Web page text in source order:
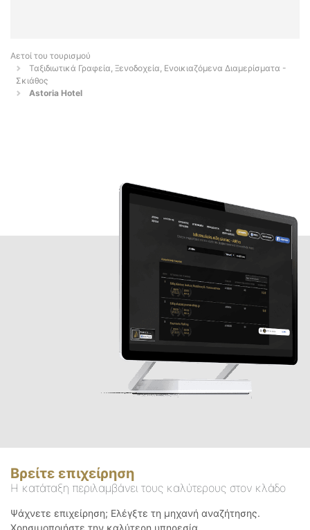
Αετοί του τουρισμού
Ταξιδιωτικά Γραφεία, Ξενοδοχεία, Ενοικιαζόμενα Διαμερίσματα -
Σκιάθος
Astoria Hotel
Βρείτε επιχείρηση
Η κατάταξη περιλαμβάνει τους καλύτερους στον κλάδο
Ψάχνετε επιχείρηση; Ελέγξτε τη μηχανή αναζήτησης.
Χρησιμοποιήστε την καλύτερη υπηρεσία